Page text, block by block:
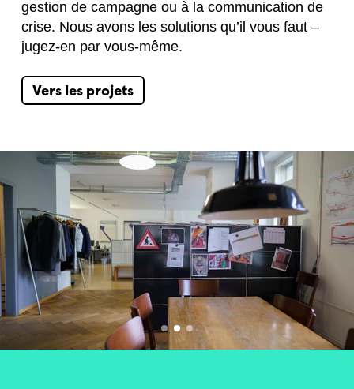
gestion de campagne ou à la communication de
crise. Nous avons les solutions qu’il vous faut –
jugez-en par vous-même.
Vers les projets